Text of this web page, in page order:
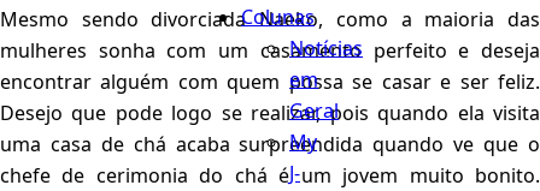
Colunas
Notícias
em
Geral
My
J-
Mesmo sendo divorciada Naeko, como a maioria das
mulheres sonha com um casamento perfeito e deseja
encontrar alguém com quem possa se casar e ser feliz.
Desejo que pode logo se realizar, pois quando ela visita
uma casa de chá acaba surpreendida quando ve que o
chefe de cerimonia do chá é um jovem muito bonito.